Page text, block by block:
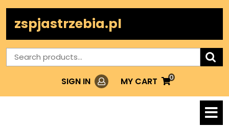
contentzspjastrzebia.pl
Search
for:
SIGN IN LoginMY CART
MY
0